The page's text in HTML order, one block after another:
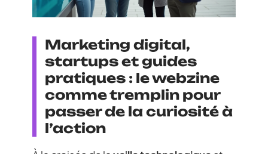
Marketing digital,
startups et guides
pratiques : le webzine
comme tremplin pour
passer de la curiosité à
l’action